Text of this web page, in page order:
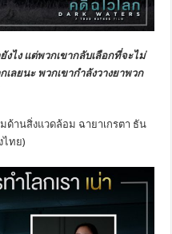
งไง แต่พวกเขากลับเลือกที่จะไม่
เลยนะ พวกเขากำลังวางยาพวก
ด้านสิ่งแวดล้อม ฉายาเกรตา ธัน
ไทย)